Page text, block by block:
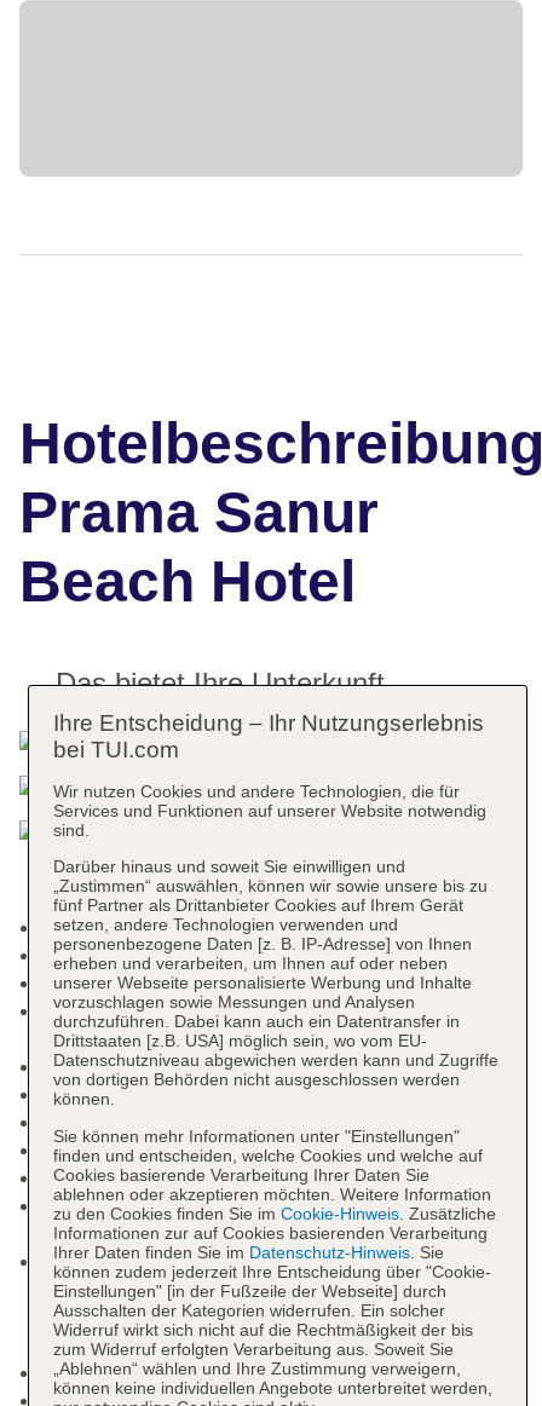
Prama Sanur
Beach Hotel
Das bietet Ihre Unterkunft
Nichtraucherhotel
Check-in Zeit ab 14:00 Uhr
Check-out Zeit bis 12:00 Uhr
Rezeption: täglich 24 Stunden, Sprachen:
englisch, Hotelsafe: ohne Gebühr
Gästebetreuung: Sprachen: englisch
Lift
Gartenanlage, begrünter Innenhof
Pools: 2
Pool „Lagoon Pool“: Januar - Dezember, ohne
Gebühr, Outdoor, Süßwasser, Liegen
Kinderpool „Splash Zone Pool“: Januar -
Dezember, ohne Gebühr, Outdoor, Süßwasser,
Wasserrutsche: Januar - Dezember, ohne
Gebühr, Liegen: ohne Gebühr
Badetücher: ohne Gebühr
Souvenirshop, Ladenzeile, Boutique, Juwelier
Ihre Entscheidung – Ihr Nutzungserlebnis
bei TUI.com
Wir nutzen Cookies und andere Technologien, die für
Services und Funktionen auf unserer Website notwendig
sind.
Darüber hinaus und soweit Sie einwilligen und
„Zustimmen“ auswählen, können wir sowie unsere bis zu
fünf Partner als Drittanbieter Cookies auf Ihrem Gerät
setzen, andere Technologien verwenden und
personenbezogene Daten [z. B. IP-Adresse] von Ihnen
erheben und verarbeiten, um Ihnen auf oder neben
unserer Webseite personalisierte Werbung und Inhalte
vorzuschlagen sowie Messungen und Analysen
durchzuführen. Dabei kann auch ein Datentransfer in
Drittstaaten [z.B. USA] möglich sein, wo vom EU-
Datenschutzniveau abgewichen werden kann und Zugriffe
von dortigen Behörden nicht ausgeschlossen werden
können.
Sie können mehr Informationen unter "Einstellungen"
finden und entscheiden, welche Cookies und welche auf
Cookies basierende Verarbeitung Ihrer Daten Sie
ablehnen oder akzeptieren möchten. Weitere Information
zu den Cookies finden Sie im Cookie-Hinweis. Zusätzliche
Informationen zur auf Cookies basierenden Verarbeitung
Ihrer Daten finden Sie im Datenschutz-Hinweis. Sie
können zudem jederzeit Ihre Entscheidung über "Cookie-
Einstellungen" [in der Fußzeile der Webseite] durch
Ausschalten der Kategorien widerrufen. Ein solcher
Widerruf wirkt sich nicht auf die Rechtmäßigkeit der bis
zum Widerruf erfolgten Verarbeitung aus. Soweit Sie
„Ablehnen“ wählen und Ihre Zustimmung verweigern,
können keine individuellen Angebote unterbreitet werden,